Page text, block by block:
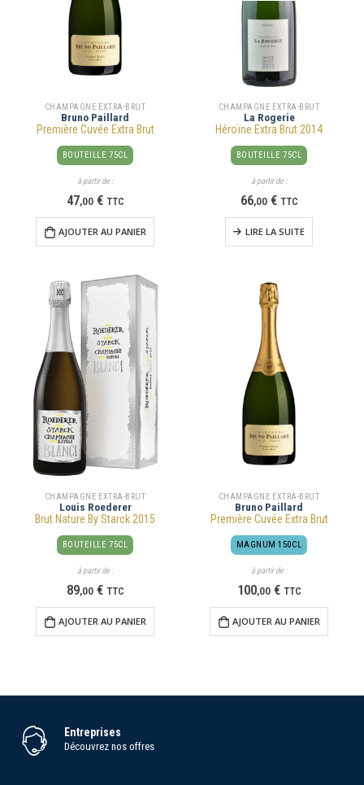
CHAMPAGNE EXTRA-BRUT
Bruno Paillard
Première Cuvée Extra Brut
BOUTEILLE 75CL
à partir de :
47,00 € TTC
AJOUTER AU PANIER
CHAMPAGNE EXTRA-BRUT
La Rogerie
Héroïne Extra Brut 2014
BOUTEILLE 75CL
à partir de :
66,00 € TTC
LIRE LA SUITE
CHAMPAGNE EXTRA-BRUT
Louis Roederer
Brut Nature By Starck 2015
BOUTEILLE 75CL
à partir de :
89,00 € TTC
AJOUTER AU PANIER
CHAMPAGNE EXTRA-BRUT
Bruno Paillard
Première Cuvée Extra Brut
MAGNUM 150CL
à partir de :
100,00 € TTC
AJOUTER AU PANIER
Entreprises
Découvrez nos offres